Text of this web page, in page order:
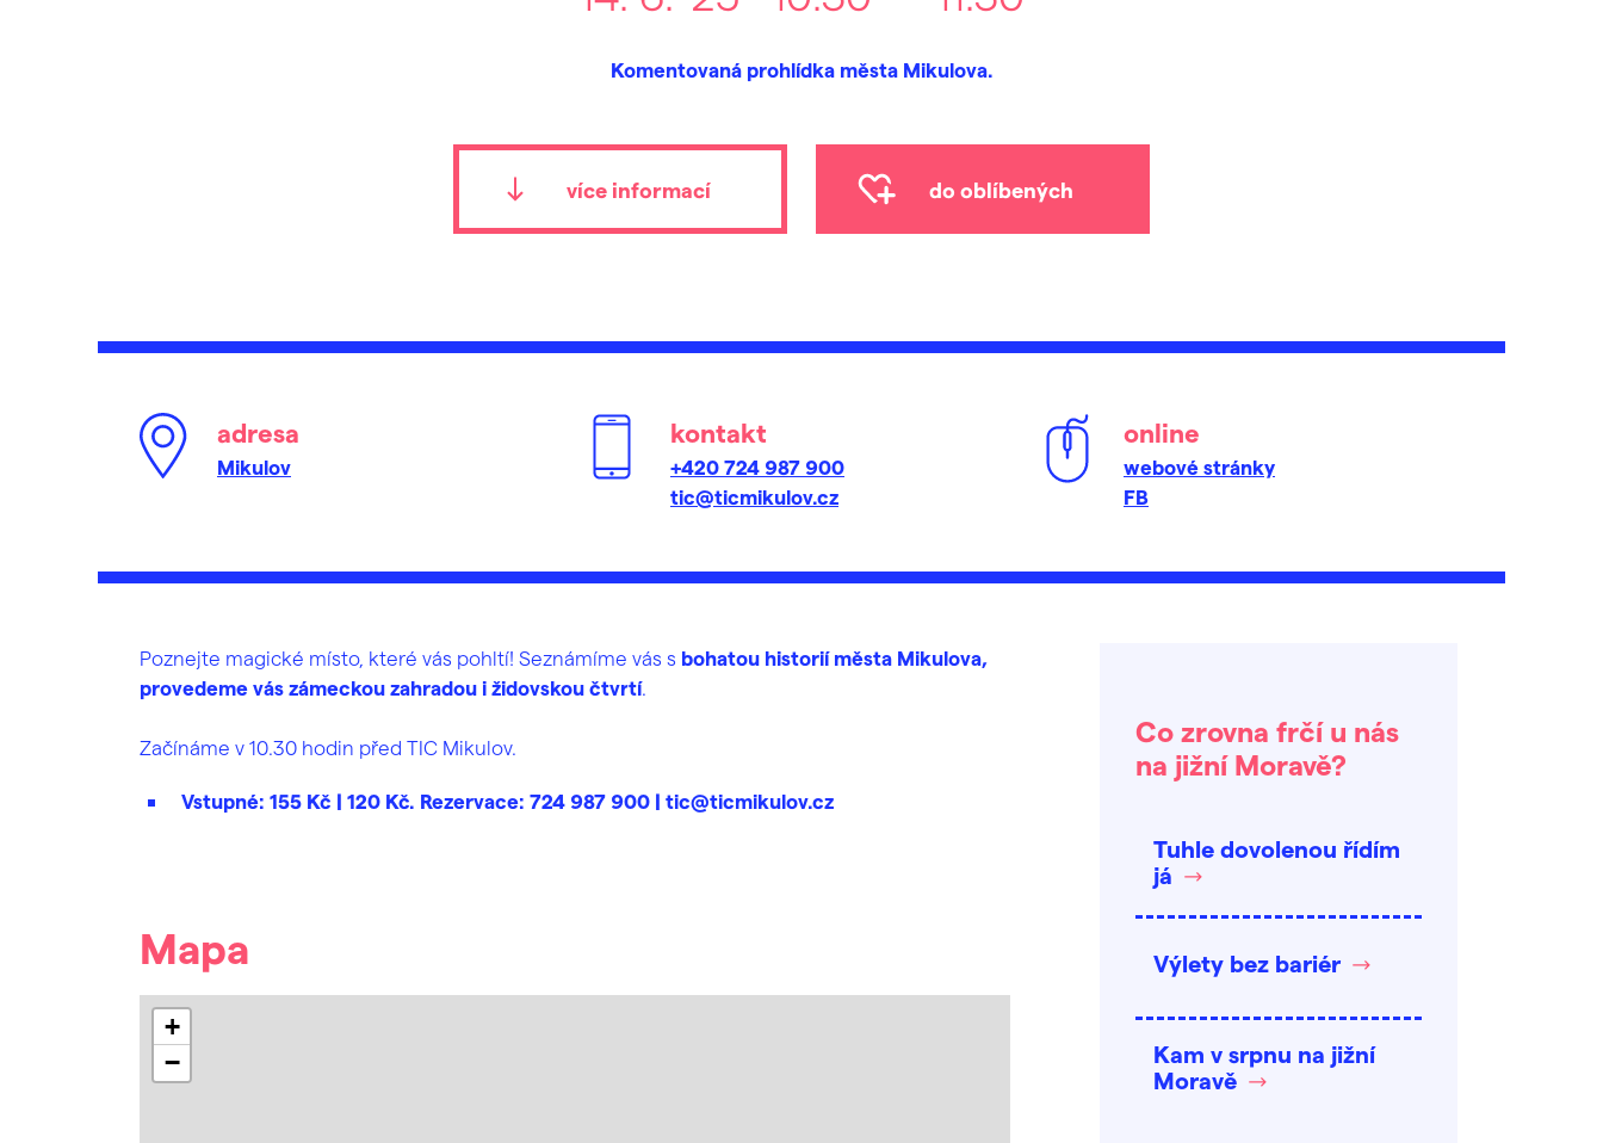
Komentovaná prohlídka města Mikulova.
více informací do oblíbených
adresa
Mikulov
kontakt
+420 724 987 900
tic@ticmikulov.cz
online
webové stránky
FB
Poznejte magické místo, které vás pohltí! Seznámíme vás s bohatou historií města Mikulova,
provedeme vás zámeckou zahradou i židovskou čtvrtí.
Začínáme v 10.30 hodin před TIC Mikulov.
Vstupné: 155 Kč | 120 Kč. Rezervace: 724 987 900 | tic@ticmikulov.cz
Mapa
+
−
Co zrovna frčí u nás
na jižní Moravě?
Tuhle dovolenou řídím
já
Výlety bez bariér
Kam v srpnu na jižní
Moravě